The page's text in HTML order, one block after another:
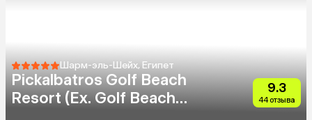
Шарм-эль-Шейх, Египет
Pickalbatros Golf Beach
Resort (Ex. Golf Beach
9.3
44 отзыва